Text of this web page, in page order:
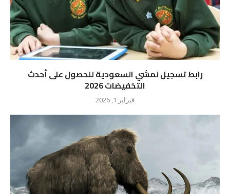
رابط تسجيل نمشي السعودية للحصول على أحدث
التخفيضات 2026
فبراير 1, 2026